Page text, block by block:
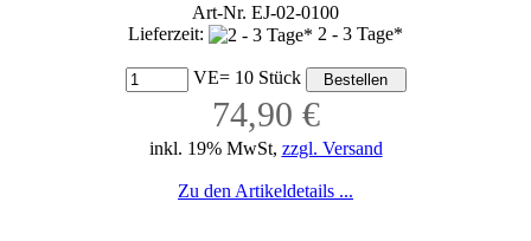
Art-Nr. EJ-02-0100
Lieferzeit:
2 - 3 Tage*
VE= 10 Stück
74,90 €
inkl. 19% MwSt, zzgl. Versand
Zu den Artikeldetails ...